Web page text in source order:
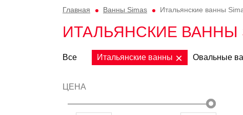
Главная Ванны Simas Итальянские ванны
ИТАЛЬЯНСКИЕ ВАННЫ
Все Итальянские ванны Овальные
ЦЕНА